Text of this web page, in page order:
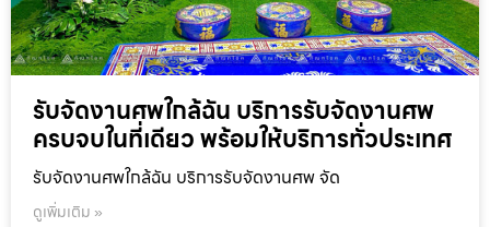
รับจัดงานศพใกล้ฉัน บริการรับจัดงานศพ
ครบจบในที่เดียว พร้อมให้บริการทั่วประเทศ
รับจัดงานศพใกล้ฉัน บริการรับจัดงานศพ จัด
ดูเพิ่มเติม »